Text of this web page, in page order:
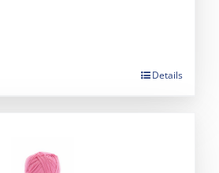
Details